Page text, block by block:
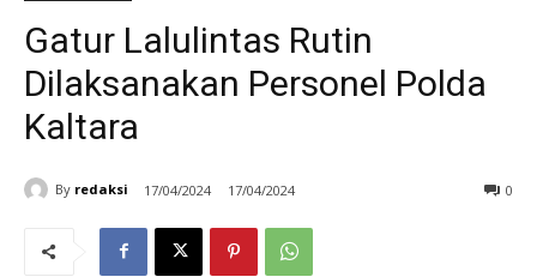
Gatur Lalulintas Rutin
Dilaksanakan Personel Polda
Kaltara
By redaksi 17/04/2024 17/04/2024 0